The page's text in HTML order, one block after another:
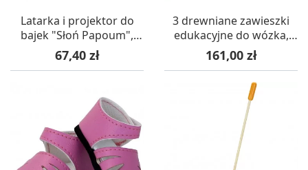
Latarka i projektor do
bajek "Słoń Papoum",
Moulin Roty
Cena
67,40 zł
3 drewniane zawieszki
edukacyjne do wózka,
Lilliputiens
Cena
161,00 zł